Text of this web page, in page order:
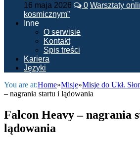
16 maja 2026 0 Warsztaty
kosmicznym”
Inne
O serwisie
Kontakt
Spis treści
Kariera
Języki
You are at:Home»Misje»Misje do Ukł.
– nagrania startu i lądowania
Falcon Heavy – nagrania
lądowania